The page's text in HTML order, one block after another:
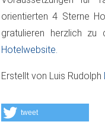
orientierten 4 Sterne
gratulieren herzlich zu
Hotelwebsite.
Erstellt von Luis Rudolph
tweet